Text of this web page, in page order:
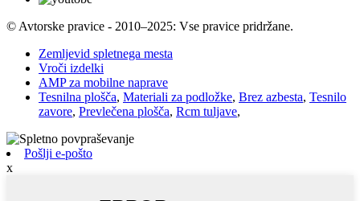
© Avtorske pravice - 2010–2025: Vse pravice pridržane.
Zemljevid spletnega mesta
Vroči izdelki
AMP za mobilne naprave
Tesnilna plošča, Materiali za podložke, Brez azbesta, Tesnilo
zavore, Prevlečena plošča, Rcm tuljave,
Pošlji e-pošto
x